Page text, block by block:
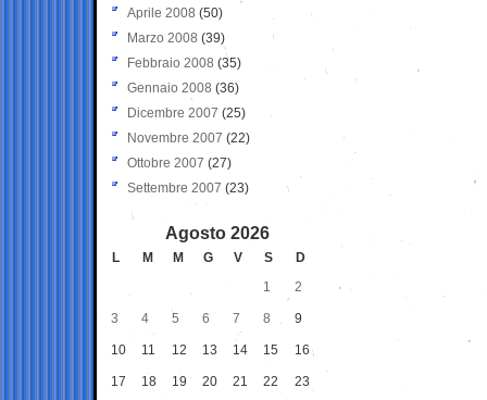
Aprile 2008 (50)
Marzo 2008 (39)
Febbraio 2008 (35)
Gennaio 2008 (36)
Dicembre 2007 (25)
Novembre 2007 (22)
Ottobre 2007 (27)
Settembre 2007 (23)
Agosto 2026
L M M G V S
D
1
2
3 4 5 6 7 8 9
10 11 12 13 14 15 16
17 18 19 20 21 22 23